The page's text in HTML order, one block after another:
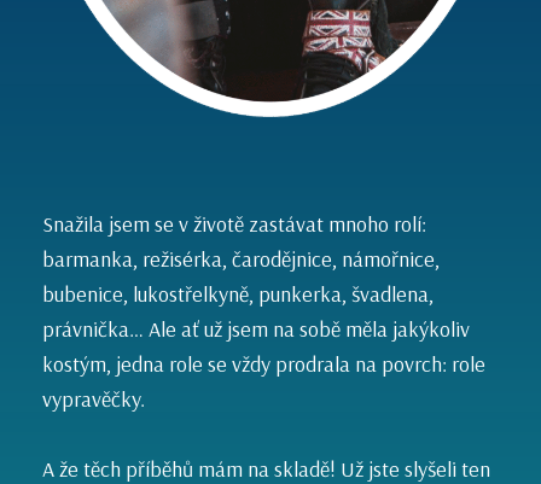
Snažila jsem se v životě zastávat mnoho rolí:
barmanka, režisérka, čarodějnice, námořnice,
bubenice, lukostřelkyně, punkerka, švadlena,
právnička… Ale ať už jsem na sobě měla jakýkoliv
kostým, jedna role se vždy prodrala na povrch: role
vypravěčky.
A že těch příběhů mám na skladě! Už jste slyšeli ten